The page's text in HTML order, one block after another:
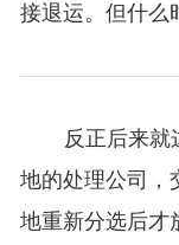
接退运。但什么
反正后来就
地的处理公司，
地重新分选后才